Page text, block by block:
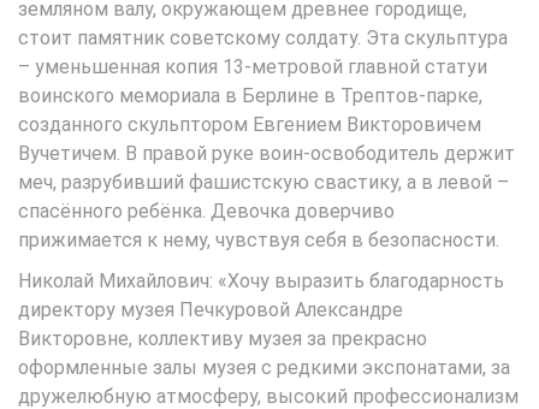
земляном валу, окружающем древнее городище,
стоит памятник советскому солдату. Эта скульптура
– уменьшенная копия 13-метровой главной статуи
воинского мемориала в Берлине в Трептов-парке,
созданного скульптором Евгением Викторовичем
Вучетичем. В правой руке воин-освободитель держит
меч, разрубивший фашистскую свастику, а в левой –
спасённого ребёнка. Девочка доверчиво
прижимается к нему, чувствуя себя в безопасности.
Николай Михайлович: «Хочу выразить благодарность
директору музея Печкуровой Александре
Викторовне, коллективу музея за прекрасно
оформленные залы музея с редкими экспонатами, за
дружелюбную атмосферу, высокий профессионализм